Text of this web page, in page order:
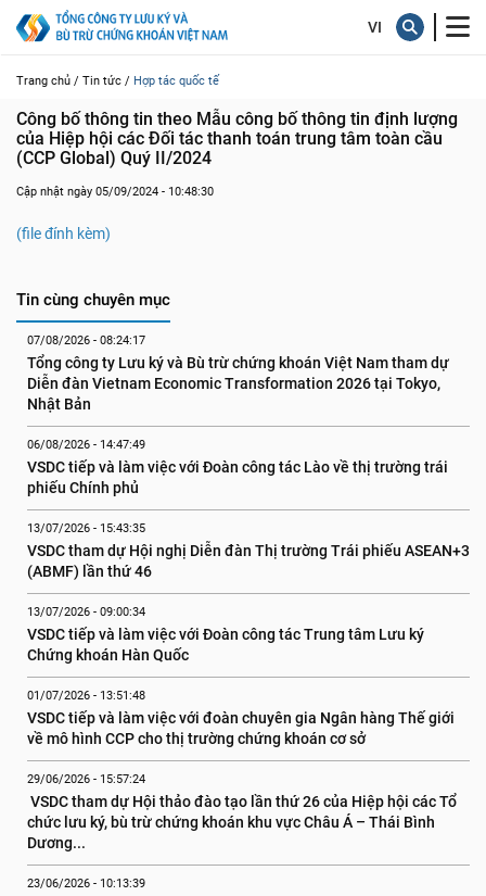
Trang chủ / Tin tức / Hợp tác quốc tế
Công bố thông tin theo Mẫu công bố thông tin định lượng
của Hiệp hội các Đối tác thanh toán trung tâm toàn cầu
(CCP Global) Quý II/2024
Cập nhật ngày 05/09/2024 - 10:48:30
(file đính kèm)
Tin cùng chuyên mục
07/08/2026 - 08:24:17
Tổng công ty Lưu ký và Bù trừ chứng khoán Việt Nam tham dự
Diễn đàn Vietnam Economic Transformation 2026 tại Tokyo,
Nhật Bản
06/08/2026 - 14:47:49
VSDC tiếp và làm việc với Đoàn công tác Lào về thị trường trái
phiếu Chính phủ
13/07/2026 - 15:43:35
VSDC tham dự Hội nghị Diễn đàn Thị trường Trái phiếu ASEAN+3
(ABMF) lần thứ 46
13/07/2026 - 09:00:34
VSDC tiếp và làm việc với Đoàn công tác Trung tâm Lưu ký
Chứng khoán Hàn Quốc
01/07/2026 - 13:51:48
VSDC tiếp và làm việc với đoàn chuyên gia Ngân hàng Thế giới
về mô hình CCP cho thị trường chứng khoán cơ sở
29/06/2026 - 15:57:24
VSDC tham dự Hội thảo đào tạo lần thứ 26 của Hiệp hội các Tổ
chức lưu ký, bù trừ chứng khoán khu vực Châu Á – Thái Bình
Dương...
23/06/2026 - 10:13:39